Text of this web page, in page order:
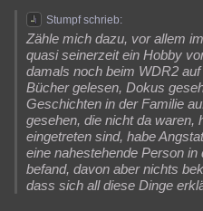
Stumpf schrieb:
Zähle mich dazu, vor allem
quasi seinerzeit ein Hobby
damals noch beim WDR2
Bücher gelesen, Dokus
Geschichten in der Familie
gesehen, die nicht da waren,
eingetreten sind, habe
eine nahestehende Person
befand, davon aber nichts
dass sich all diese Dinge